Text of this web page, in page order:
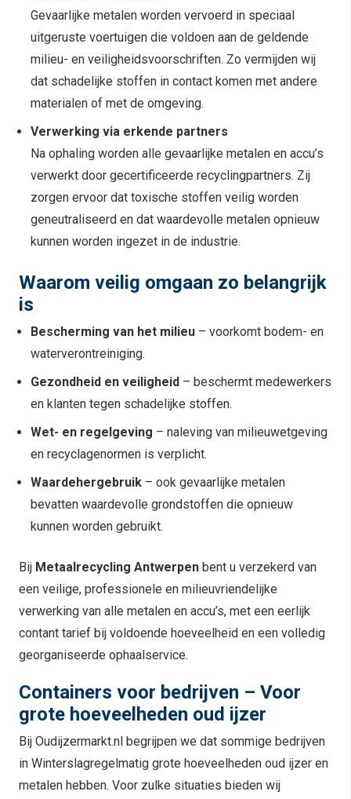
Gevaarlijke metalen worden vervoerd in speciaal
uitgeruste voertuigen die voldoen aan de geldende
milieu- en veiligheidsvoorschriften. Zo vermijden wij
dat schadelijke stoffen in contact komen met andere
materialen of met de omgeving.
Verwerking via erkende partners
Na ophaling worden alle gevaarlijke metalen en accu’s
verwerkt door gecertificeerde recyclingpartners. Zij
zorgen ervoor dat toxische stoffen veilig worden
geneutraliseerd en dat waardevolle metalen opnieuw
kunnen worden ingezet in de industrie.
Waarom veilig omgaan zo belangrijk
is
Bescherming van het milieu – voorkomt bodem- en
waterverontreiniging.
Gezondheid en veiligheid – beschermt medewerkers
en klanten tegen schadelijke stoffen.
Wet- en regelgeving – naleving van milieuwetgeving
en recyclagenormen is verplicht.
Waardehergebruik – ook gevaarlijke metalen
bevatten waardevolle grondstoffen die opnieuw
kunnen worden gebruikt.
Bij Metaalrecycling Antwerpen bent u verzekerd van
een veilige, professionele en milieuvriendelijke
verwerking van alle metalen en accu’s, met een eerlijk
contant tarief bij voldoende hoeveelheid en een volledig
georganiseerde ophaalservice.
Containers voor bedrijven – Voor
grote hoeveelheden oud ijzer
Bij Oudijzermarkt.nl begrijpen we dat sommige bedrijven
in Winterslagregelmatig grote hoeveelheden oud ijzer en
metalen hebben. Voor zulke situaties bieden wij